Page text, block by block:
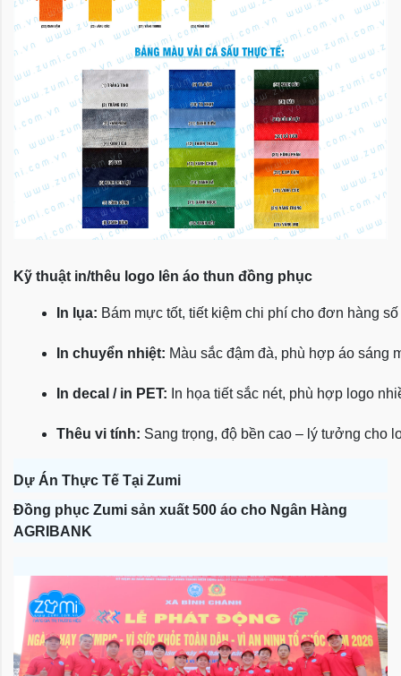
Kỹ thuật in/thêu logo lên áo thun đồng phục
In lụa: Bám mực tốt, tiết kiệm chi phí cho đơn hàng
In chuyển nhiệt: Màu sắc đậm đà, phù hợp áo sáng
In decal / in PET: In họa tiết sắc nét, phù hợp logo
Thêu vi tính: Sang trọng, độ bền cao – lý tưởng cho
Dự Án Thực Tế Tại Zumi
Đồng phục Zumi sản xuất 500 áo cho Ngân Hàng
AGRIBANK